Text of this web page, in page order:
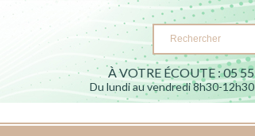
À VOTRE ÉCOUTE : 05
Du lundi au vendredi 8h30-